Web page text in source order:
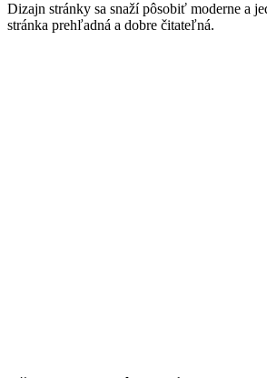
Dizajn stránky sa snaží pôsobiť moderne a
stránka prehľadná a dobre čitateľná.